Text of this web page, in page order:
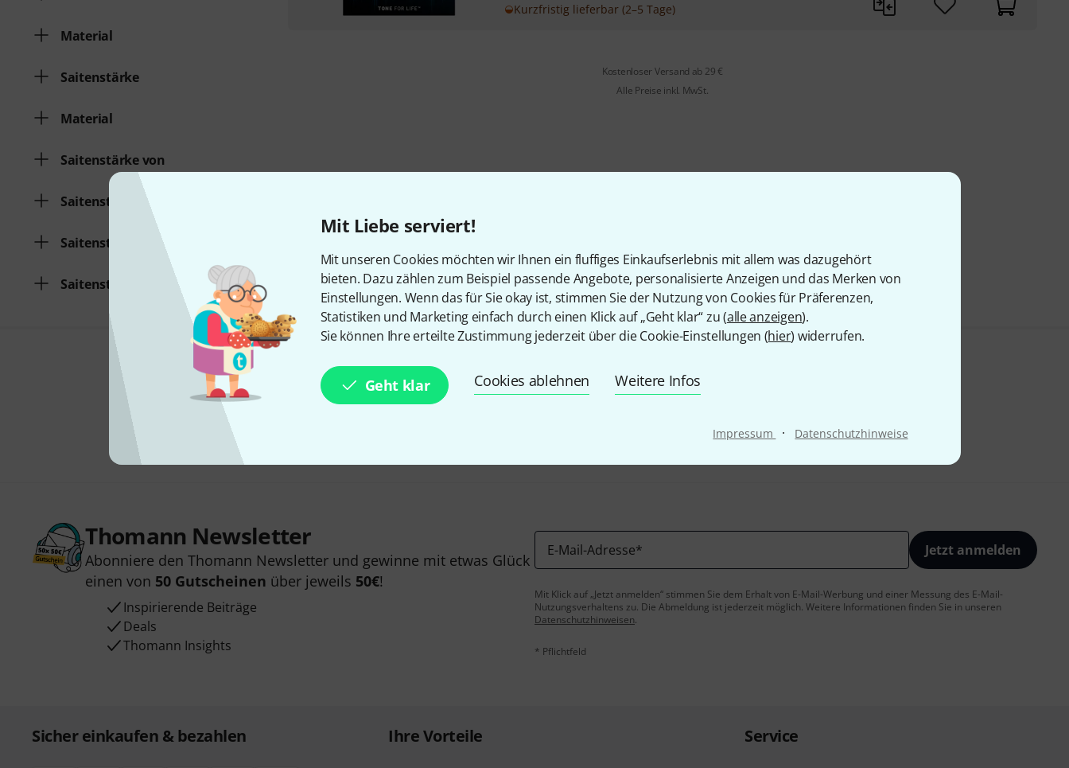
Mit Liebe serviert!
Mit unseren Cookies möchten wir Ihnen ein fluffiges Einkaufserlebnis mit allem was dazugehört
bieten. Dazu zählen zum Beispiel passende Angebote, personalisierte Anzeigen und das Merken von
Einstellungen. Wenn das für Sie okay ist, stimmen Sie der Nutzung von Cookies für Präferenzen,
Statistiken und Marketing einfach durch einen Klick auf „Geht klar“ zu (alle anzeigen).
Sie können Ihre erteilte Zustimmung jederzeit über die Cookie-Einstellungen (hier) widerrufen.
Geht klar Cookies ablehnen Weitere Infos
Impressum · Datenschutzhinweise
Material
Saitenstärke
Material
Saitenstärke von
Saitenstärke bis
Saitenstärke von
Saitenstärke bis
Kurzfristig lieferbar (2–5 Tage)
Kostenloser Versand ab 29 €
Alle Preise inkl. MwSt.
Gefällt Ihnen, was Sie sehen?
Thomann Newsletter
Abonniere den Thomann Newsletter und gewinne mit etwas Glück
einen von 50 Gutscheinen über jeweils 50€!
Inspirierende Beiträge
Deals
Thomann Insights
E-Mail-Adresse* Jetzt anmelden
Mit Klick auf „Jetzt anmelden“ stimmen Sie dem Erhalt von E-Mail-Werbung und einer Messung des E-Mail-
Nutzungsverhaltens zu. Die Abmeldung ist jederzeit möglich. Weitere Informationen finden Sie in unseren
Datenschutzhinweisen.
* Pflichtfeld
Sicher einkaufen & bezahlen Ihre Vorteile Service